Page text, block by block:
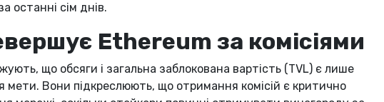
останні сім днів.
Ethereum за комісіями
що обсяги і загальна заблокована вартість (TVL) є лише
мети. Вони підкреслюють, що отримання комісій є критично